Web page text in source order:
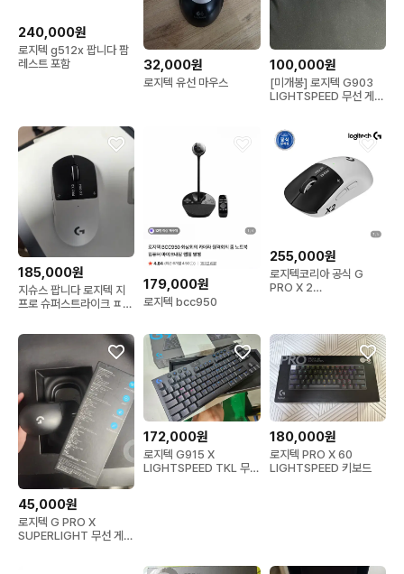
240,000원
로지텍 g512x 팝니다 팜
레스트 포함
32,000원
로지텍 유선 마우스
100,000원
[미개봉] 로지텍 G903
LIGHTSPEED 무선 게이
185,000원
지슈스 팝니다 로지텍 지
프로 슈퍼스트라이크 ㅍㅍ
179,000원
로지텍 bcc950
255,000원
로지텍코리아 공식 G
PRO X 2
45,000원
로지텍 G PRO X
SUPERLIGHT 무선 게이
172,000원
로지텍 G915 X
LIGHTSPEED TKL 무선
180,000원
로지텍 PRO X 60
LIGHTSPEED 키보드